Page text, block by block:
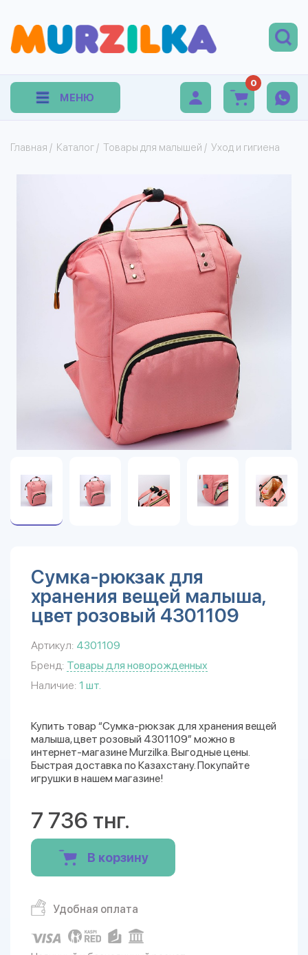
МЕНЮ
0
Главная / Каталог / Товары для малышей / Уход и гигиена
Сумка-рюкзак для
хранения вещей малыша,
цвет розовый 4301109
Артикул: 4301109
Бренд: Товары для новорожденных
Наличие: 1 шт.
Купить товар “Сумка-рюкзак для хранения вещей
малыша, цвет розовый 4301109” можно в
интернет-магазине Murzilka. Выгодные цены.
Быстрая доставка по Казахстану. Покупайте
игрушки в нашем магазине!
7 736 тнг.
В корзину
Удобная оплата